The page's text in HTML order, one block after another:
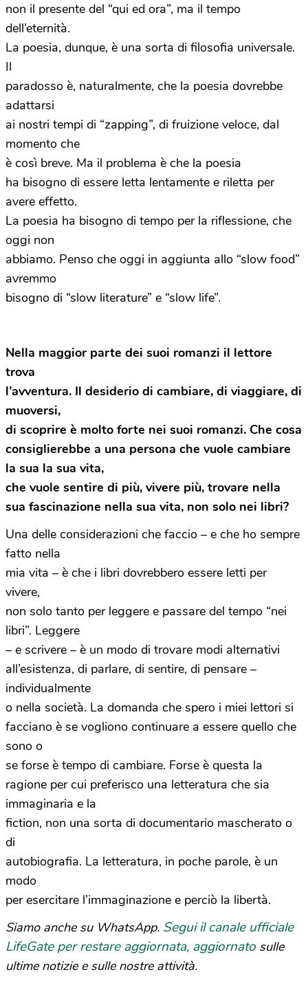
non il presente del “qui ed ora”, ma il tempo
dell’eternità.
La poesia, dunque, è una sorta di filosofia universale.
Il
paradosso è, naturalmente, che la poesia dovrebbe
adattarsi
ai nostri tempi di “zapping”, di fruizione veloce, dal
momento che
è così breve. Ma il problema è che la poesia
ha bisogno di essere letta lentamente e riletta per
avere effetto.
La poesia ha bisogno di tempo per la riflessione, che
oggi non
abbiamo. Penso che oggi in aggiunta allo “slow food”
avremmo
bisogno di “slow literature” e “slow life”.
Nella maggior parte dei suoi romanzi il lettore
trova
l’avventura. Il desiderio di cambiare, di viaggiare, di
muoversi,
di scoprire è molto forte nei suoi romanzi. Che cosa
consiglierebbe a una persona che vuole cambiare
la sua la sua vita,
che vuole sentire di più, vivere più, trovare nella
sua fascinazione nella sua vita, non solo nei libri?
Una delle considerazioni che faccio – e che ho sempre
fatto nella
mia vita – è che i libri dovrebbero essere letti per
vivere,
non solo tanto per leggere e passare del tempo “nei
libri”. Leggere
– e scrivere – è un modo di trovare modi alternativi
all’esistenza, di parlare, di sentire, di pensare –
individualmente
o nella società. La domanda che spero i miei lettori si
facciano è se vogliono continuare a essere quello che
sono o
se forse è tempo di cambiare. Forse è questa la
ragione per cui preferisco una letteratura che sia
immaginaria e la
fiction, non una sorta di documentario mascherato o
di
autobiografia. La letteratura, in poche parole, è un
modo
per esercitare l’immaginazione e perciò la libertà.
Siamo anche su WhatsApp. Segui il canale ufficiale
LifeGate per restare aggiornata, aggiornato sulle
ultime notizie e sulle nostre attività.